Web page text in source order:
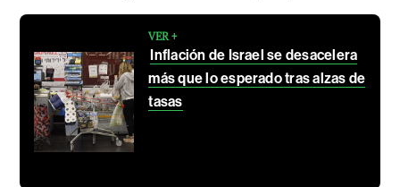
VER +
Inflación de Israel se desacelera
más que lo esperado tras alzas de
tasas